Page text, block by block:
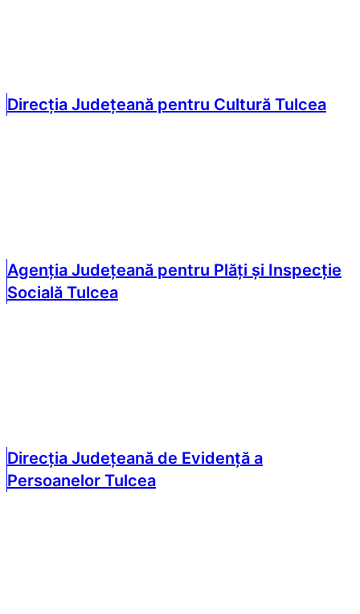
Direcția Județeană pentru Cultură Tulcea
Agenția Județeană pentru Plăți și Inspecție
Socială Tulcea
Direcția Județeană de Evidență a
Persoanelor Tulcea